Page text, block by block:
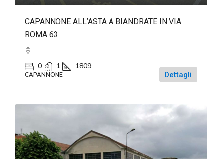
CAPANNONE ALL’ASTA A BIANDRATE IN VIA
ROMA 63
0 1 1809
CAPANNONE Dettagli